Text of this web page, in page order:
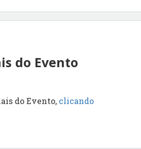
do Evento
do Evento, clicando